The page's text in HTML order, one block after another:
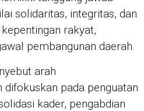
solidaritas, integritas, dan
rakyat,
pembangunan daerah.
arah
pada penguatan
kader, pengabdian